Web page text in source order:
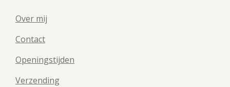
Over mij
Contact
Openingstijden
Verzending